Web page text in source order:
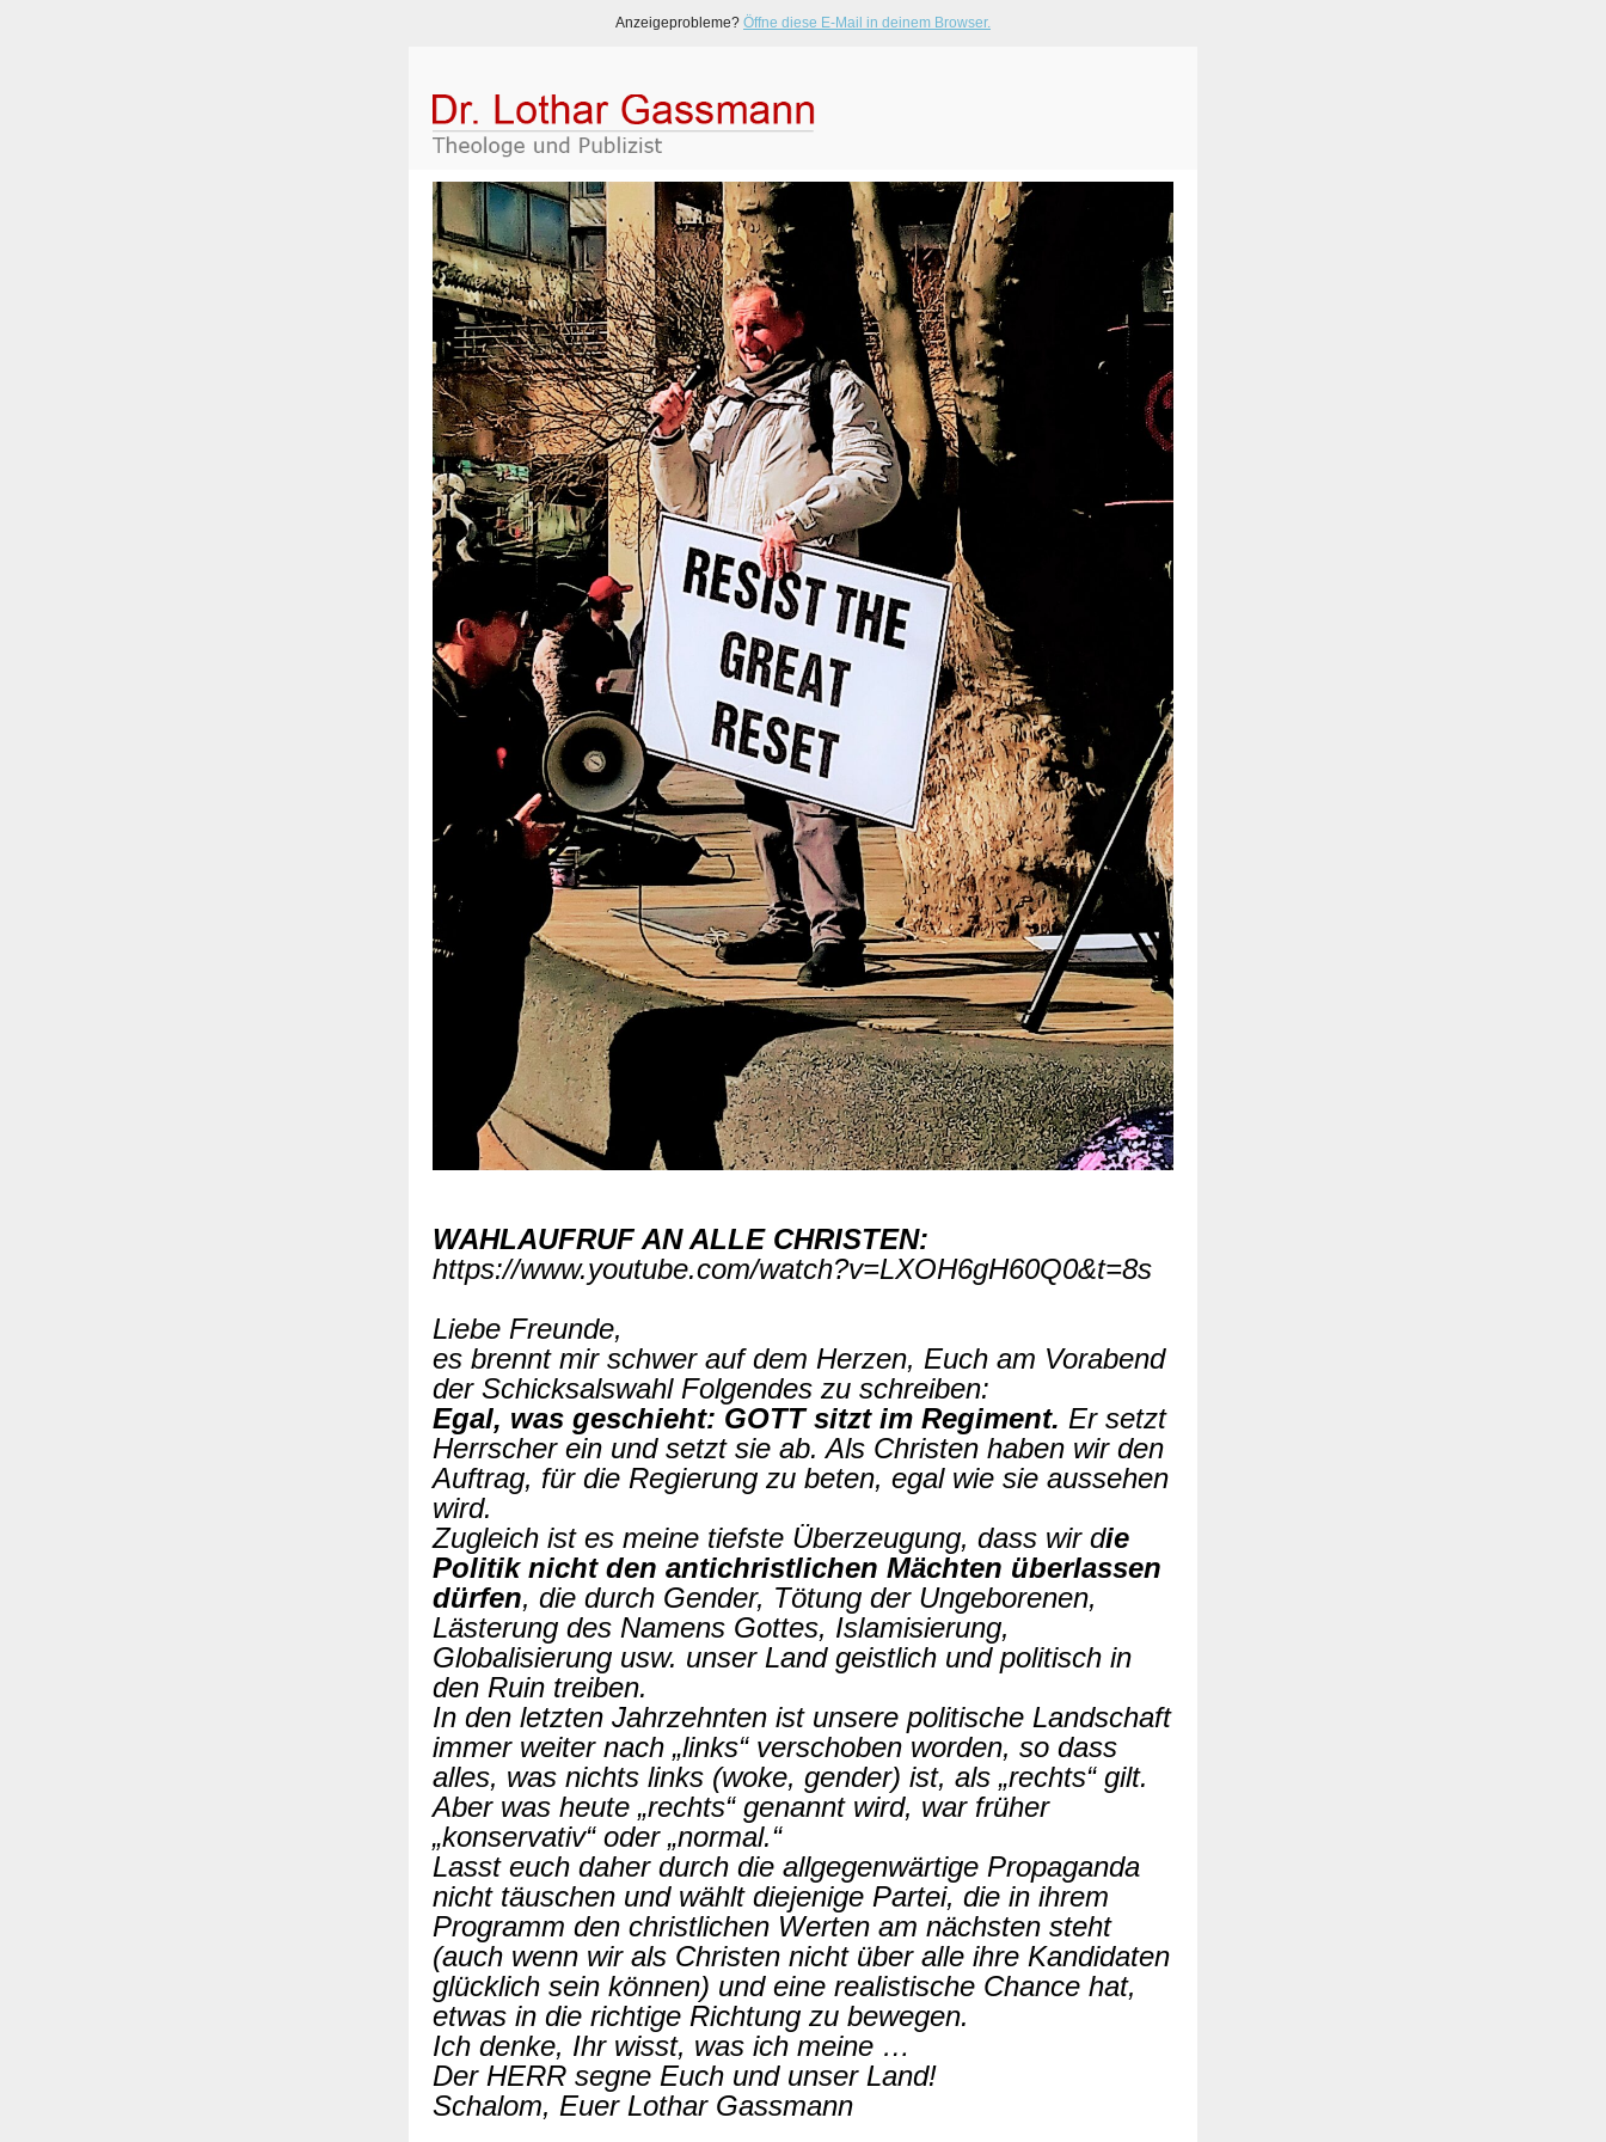
Anzeigeprobleme? Öffne diese E-Mail in deinem Browser.
WAHLAUFRUF AN ALLE CHRISTEN:
https://www.youtube.com/watch?v=LXOH6gH60Q0&t=8s
Liebe Freunde,
es brennt mir schwer auf dem Herzen, Euch am Vorabend
der Schicksalswahl Folgendes zu schreiben:
Egal, was geschieht: GOTT sitzt im Regiment. Er setzt
Herrscher ein und setzt sie ab. Als Christen haben wir den
Auftrag, für die Regierung zu beten, egal wie sie aussehen
wird.
Zugleich ist es meine tiefste Überzeugung, dass wir die
Politik nicht den antichristlichen Mächten überlassen
dürfen, die durch Gender, Tötung der Ungeborenen,
Lästerung des Namens Gottes, Islamisierung,
Globalisierung usw. unser Land geistlich und politisch in
den Ruin treiben.
In den letzten Jahrzehnten ist unsere politische Landschaft
immer weiter nach „links“ verschoben worden, so dass
alles, was nichts links (woke, gender) ist, als „rechts“ gilt.
Aber was heute „rechts“ genannt wird, war früher
„konservativ“ oder „normal.“
Lasst euch daher durch die allgegenwärtige Propaganda
nicht täuschen und wählt diejenige Partei, die in ihrem
Programm den christlichen Werten am nächsten steht
(auch wenn wir als Christen nicht über alle ihre Kandidaten
glücklich sein können) und eine realistische Chance hat,
etwas in die richtige Richtung zu bewegen.
Ich denke, Ihr wisst, was ich meine …
Der HERR segne Euch und unser Land!
Schalom, Euer Lothar Gassmann